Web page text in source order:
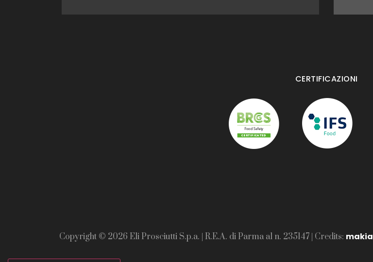
CERTIFICAZIONI
Copyright © 2026 Eli Prosciutti S.p.a. | R.E.A. di Parma al n. 235147 | Credits: makia